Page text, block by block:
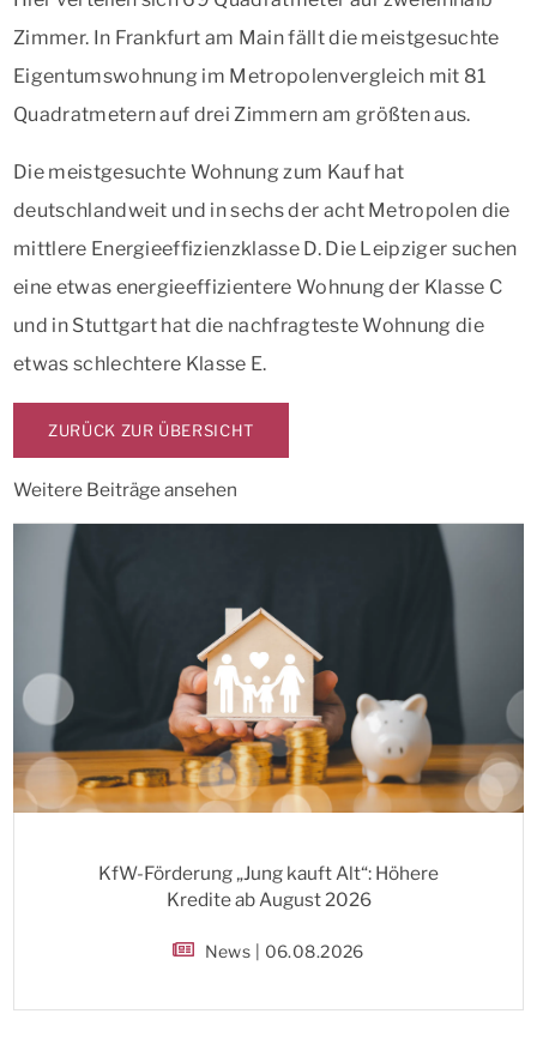
Zimmer. In Frankfurt am Main fällt die meistgesuchte
Eigentumswohnung im Metropolenvergleich mit 81
Quadratmetern auf drei Zimmern am größten aus.
Die meistgesuchte Wohnung zum Kauf hat
deutschlandweit und in sechs der acht Metropolen die
mittlere Energieeffizienzklasse D. Die Leipziger suchen
eine etwas energieeffizientere Wohnung der Klasse C
und in Stuttgart hat die nachfragteste Wohnung die
etwas schlechtere Klasse E.
ZURÜCK ZUR ÜBERSICHT
Weitere Beiträge ansehen
KfW-Förderung „Jung kauft Alt“: Höhere
Kredite ab August 2026
News | 06.08.2026